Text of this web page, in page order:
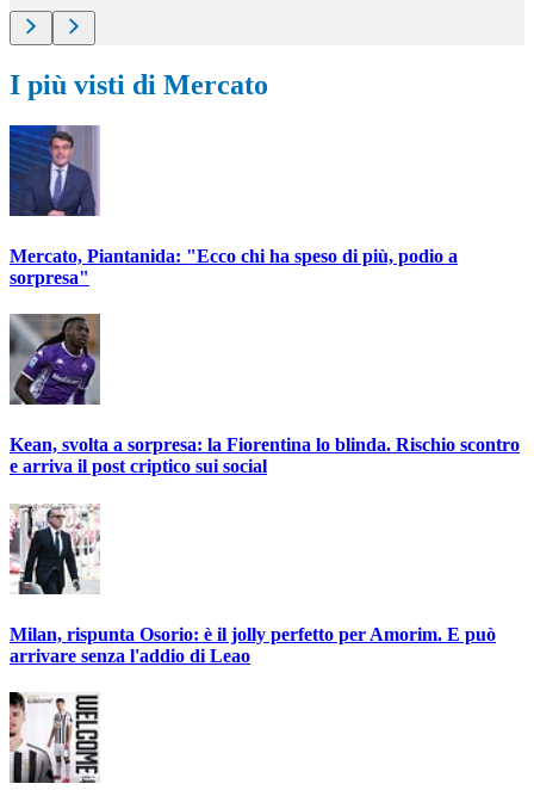
I più visti di Mercato
Mercato, Piantanida: "Ecco chi ha speso di più, podio a
sorpresa"
Kean, svolta a sorpresa: la Fiorentina lo blinda. Rischio scontro
e arriva il post criptico sui social
Milan, rispunta Osorio: è il jolly perfetto per Amorim. E può
arrivare senza l'addio di Leao